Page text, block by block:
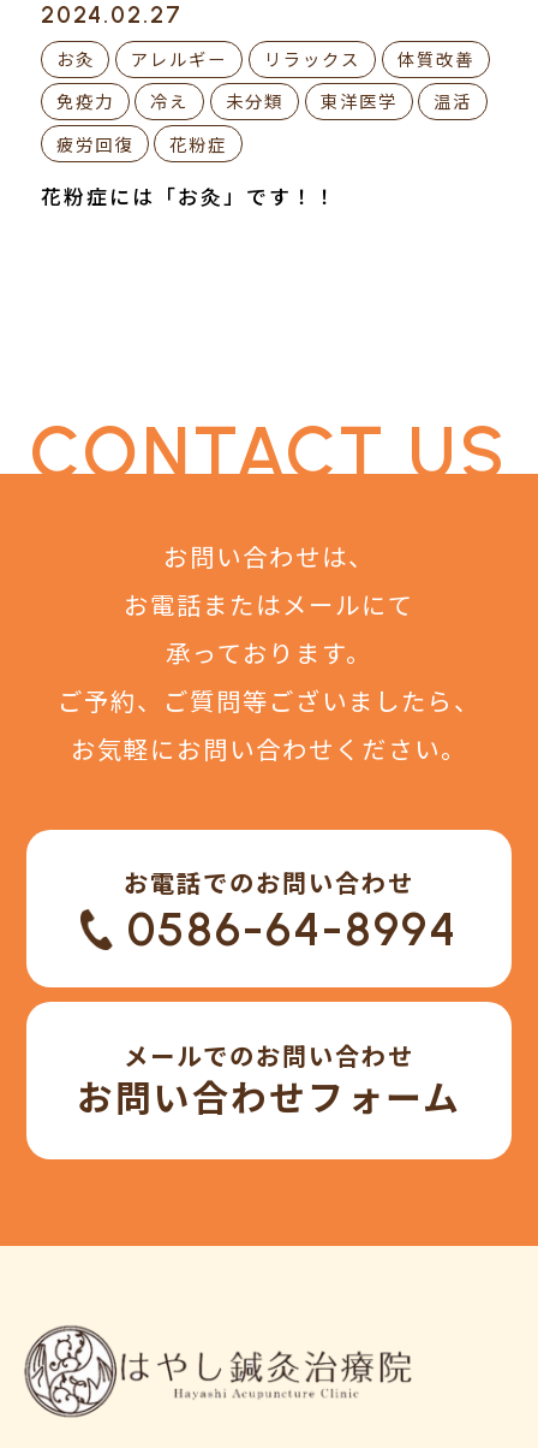
2024.02.27
お灸 アレルギー リラックス
体質改善
免疫力
冷え 未分類 東洋医学
温活
疲労回復
花粉症
花粉症には「お灸」です！！
CONTACT US
お問い合わせは、
お電話またはメールにて
承っております。
ご予約、ご質問等ございましたら、
お気軽にお問い合わせください。
お電話でのお問い合わせ
0586-64-8994
メールでのお問い合わせ
お問い合わせフォーム